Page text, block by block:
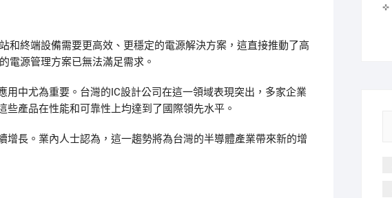
和終端設備需要更高效、更穩定的電源解決方案，這直接推動了高
電源管理方案已無法滿足需求。
中尤為重要。台灣的IC設計公司在這一領域表現突出，多家企業
產品在性能和可靠性上均達到了國際領先水平。
長。業內人士認為，這一趨勢將為台灣的半導體產業帶來新的增